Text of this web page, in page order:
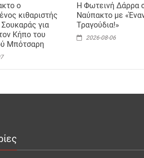
ο
κιθαριστής
για
Κήπο του
Μπότσαρη
Η Φωτεινή Δάρρα
Ναύπακτο με
Τραγούδια!»
2026-08-06